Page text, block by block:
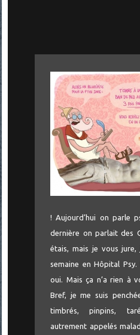
! Aujourd’hui on parle
dernière on parlait des
étais, mais je vous jure,
semaine en Hôpital
oui. Mais ça n’a rien à
Bref, je me suis
timbrés, pinpins,
autrement appelés